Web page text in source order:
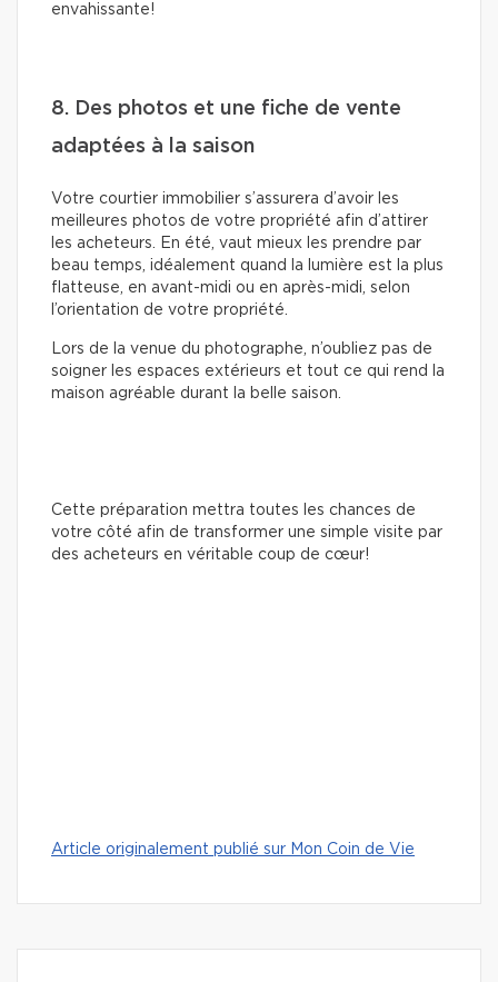
envahissante!
8. Des photos et une fiche de vente
adaptées à la saison
Votre courtier immobilier s’assurera d’avoir les
meilleures photos de votre propriété afin d’attirer
les acheteurs. En été, vaut mieux les prendre par
beau temps, idéalement quand la lumière est la plus
flatteuse, en avant-midi ou en après-midi, selon
l’orientation de votre propriété.
Lors de la venue du photographe, n’oubliez pas de
soigner les espaces extérieurs et tout ce qui rend la
maison agréable durant la belle saison.
Cette préparation mettra toutes les chances de
votre côté afin de transformer une simple visite par
des acheteurs en véritable coup de cœur!
Article originalement publié sur Mon Coin de Vie